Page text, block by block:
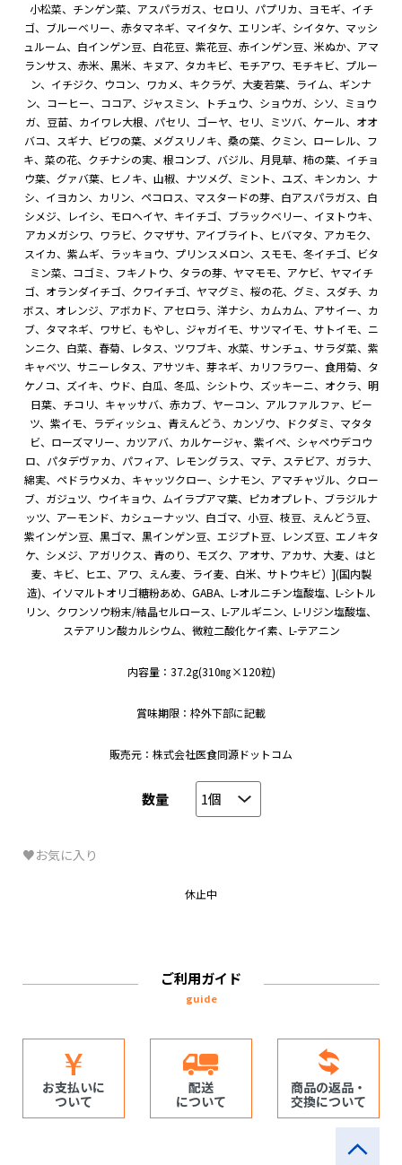
小松菜、チンゲン菜、アスパラガス、セロリ、パプリカ、ヨモギ、イチ
ゴ、ブルーベリー、赤タマネギ、マイタケ、エリンギ、シイタケ、マッシ
ュルーム、白インゲン豆、白花豆、紫花豆、赤インゲン豆、米ぬか、アマ
ランサス、赤米、黒米、キヌア、タカキビ、モチアワ、モチキビ、プルー
ン、イチジク、ウコン、ワカメ、キクラゲ、大麦若葉、ライム、ギンナ
ン、コーヒー、ココア、ジャスミン、トチュウ、ショウガ、シソ、ミョウ
ガ、豆苗、カイワレ大根、パセリ、ゴーヤ、セリ、ミツバ、ケール、オオ
バコ、スギナ、ビワの葉、メグスリノキ、桑の葉、クミン、ローレル、フ
キ、菜の花、クチナシの実、根コンブ、バジル、月見草、柿の葉、イチョ
ウ葉、グァバ葉、ヒノキ、山椒、ナツメグ、ミント、ユズ、キンカン、ナ
シ、イヨカン、カリン、ペコロス、マスタードの芽、白アスパラガス、白
シメジ、レイシ、モロヘイヤ、キイチゴ、ブラックベリー、イヌトウキ、
アカメガシワ、ワラビ、クマザサ、アイブライト、ヒバマタ、アカモク、
スイカ、紫ムギ、ラッキョウ、プリンスメロン、スモモ、冬イチゴ、ビタ
ミン菜、コゴミ、フキノトウ、タラの芽、ヤマモモ、アケビ、ヤマイチ
ゴ、オランダイチゴ、クワイチゴ、ヤマグミ、桜の花、グミ、スダチ、カ
ボス、オレンジ、アボカド、アセロラ、洋ナシ、カムカム、アサイー、カ
ブ、タマネギ、ワサビ、もやし、ジャガイモ、サツマイモ、サトイモ、ニ
ンニク、白菜、春菊、レタス、ツワブキ、水菜、サンチュ、サラダ菜、紫
キャベツ、サニーレタス、アサツキ、芽ネギ、カリフラワー、食用菊、タ
ケノコ、ズイキ、ウド、白瓜、冬瓜、シシトウ、ズッキーニ、オクラ、明
日葉、チコリ、キャッサバ、赤カブ、ヤーコン、アルファルファ、ビー
ツ、紫イモ、ラディッシュ、青えんどう、カンゾウ、ドクダミ、マタタ
ビ、ローズマリー、カツアバ、カルケージャ、紫イペ、シャペウデコウ
ロ、パタデヴァカ、パフィア、レモングラス、マテ、ステビア、ガラナ、
綿実、ペドラウメカ、キャッツクロー、シナモン、アマチャヅル、クロー
ブ、ガジュツ、ウイキョウ、ムイラプアマ葉、ピカオプレト、ブラジルナ
ッツ、アーモンド、カシューナッツ、白ゴマ、小豆、枝豆、えんどう豆、
紫インゲン豆、黒ゴマ、黒インゲン豆、エジプト豆、レンズ豆、エノキタ
ケ、シメジ、アガリクス、青のり、モズク、アオサ、アカサ、大麦、はと
麦、キビ、ヒエ、アワ、えん麦、ライ麦、白米、サトウキビ）](国内製
造)、イソマルトオリゴ糖粉あめ、GABA、L-オルニチン塩酸塩、L-シトル
リン、クワンソウ粉末/結晶セルロース、L-アルギニン、L-リジン塩酸塩、
ステアリン酸カルシウム、微粒二酸化ケイ素、L-テアニン
内容量：37.2g(310㎎×120粒)
賞味期限：枠外下部に記載
販売元：株式会社医食同源ドットコム
数量
♥お気に入り
休止中
ご利用ガイド
guide
お支払いに
ついて
配送
について
商品の返品・
交換について